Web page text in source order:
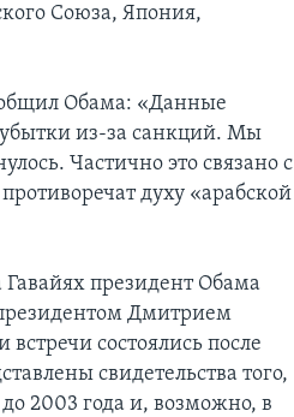
Союза, Япония,
Обама: «Данные
из-за санкций. Мы
Частично это связано с
духу «арабской
президент Обама
Дмитрием
состоялись после
свидетельства того,
2003 года и, возможно, в